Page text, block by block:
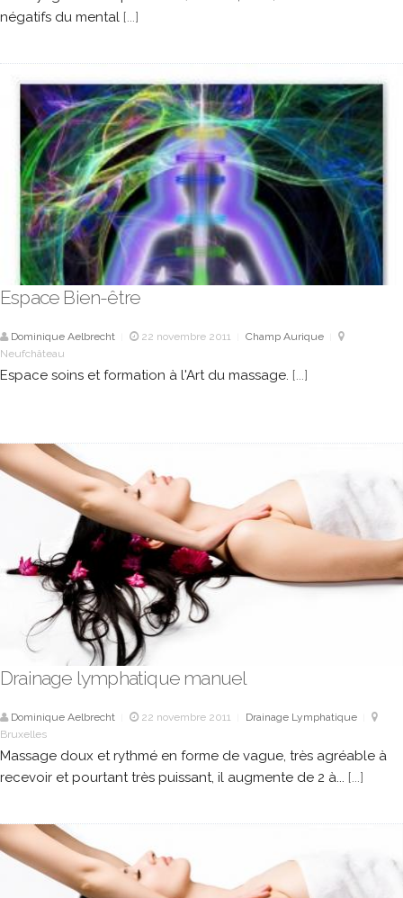
négatifs du mental [...]
Espace Bien-être
Dominique Aelbrecht 22 novembre 2011 Champ Aurique
Neufchâteau
Espace soins et formation à l'Art du massage. [...]
Drainage lymphatique manuel
Dominique Aelbrecht 22 novembre 2011 Drainage Lymphatique
Bruxelles
Massage doux et rythmé en forme de vague, très agréable à
recevoir et pourtant très puissant, il augmente de 2 à... [...]